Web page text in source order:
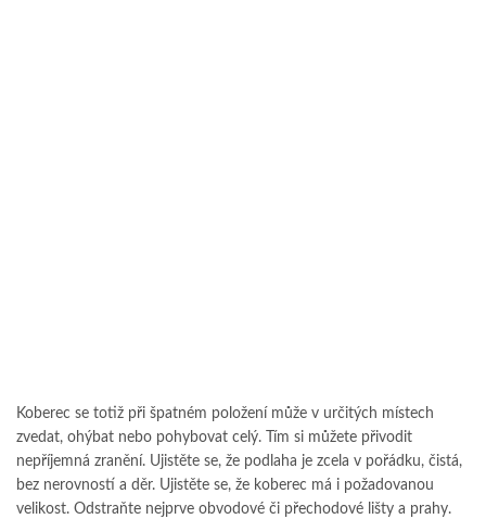
Koberec se totiž při špatném položení může v určitých místech
zvedat, ohýbat nebo pohybovat celý. Tím si můžete přivodit
nepříjemná zranění. Ujistěte se, že podlaha je zcela v pořádku, čistá,
bez nerovností a děr. Ujistěte se, že koberec má i požadovanou
velikost. Odstraňte nejprve obvodové či přechodové lišty a prahy.